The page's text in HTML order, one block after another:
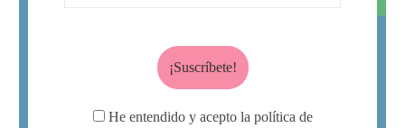
He entendido y acepto la política de